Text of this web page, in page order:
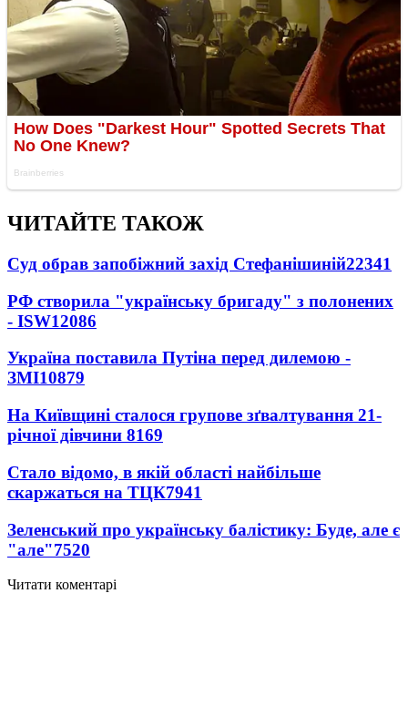
ЧИТАЙТЕ ТАКОЖ
Суд обрав запобіжний захід Стефанішиній22341
РФ створила "українську бригаду" з полонених
- ISW12086
Україна поставила Путіна перед дилемою -
ЗМІ10879
На Київщині сталося групове зґвалтування 21-
річної дівчини 8169
Стало відомо, в якій області найбільше
скаржаться на ТЦК7941
Зеленський про українську балістику: Буде, але є
"але"7520
Читати коментарі